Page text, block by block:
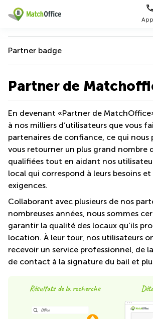
Types
commerciaux
Centre
Coworking
Salles
de
réunion
Bureau
virtuel
Villes
Anderlecht
Anvers
Bruges
Bruxelles
Bruxelles
Aeroport
Hasselt
Louvain
la
Neuve
Wavre
Recherches
Anvers
louer
Bruxelles
Bureau
a louer
Gand
Bureau
à louer
Centre
d'affaires
Anvers
Gand
Centre
Aide
Qui sommes-nous?
Publier un bureau
Connexion
Choisissez une langue
flamand
Partner badge
Aide
Questions fréquemment posées par
Questions fréquemment posées par
Aide pour une location plus rapide
Quality Score
Partner badge
Partner de
En devenant «Partner de
à nos milliers d’utilisateurs que vous
partenaires de confiance, ce qui nous
vous retourner un plus grand nombre
qualifiées tout en aidant nos
local qui correspond à leurs besoins et
exigences.
Collaborant avec plusieurs de nos
nombreuses années, nous sommes
garantir la qualité des locaux qu’ils
location. À leur tour, nos utilisateurs
recevoir un service professionnel, de
de contact à la signature du bail et
Résultats de la recherche